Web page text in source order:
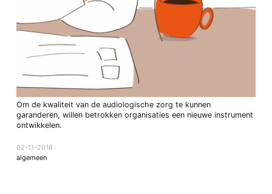
Om de kwaliteit van de audiologische zorg te kunnen
garanderen, willen betrokken organisaties een nieuwe instrument
ontwikkelen.
02-11-2018
algemeen